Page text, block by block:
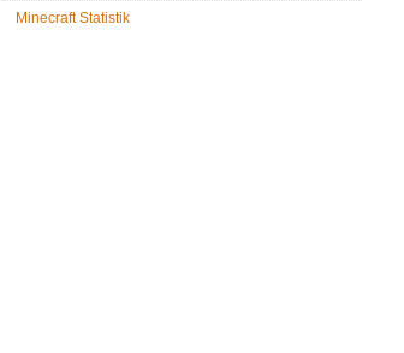
Minecraft Statistik